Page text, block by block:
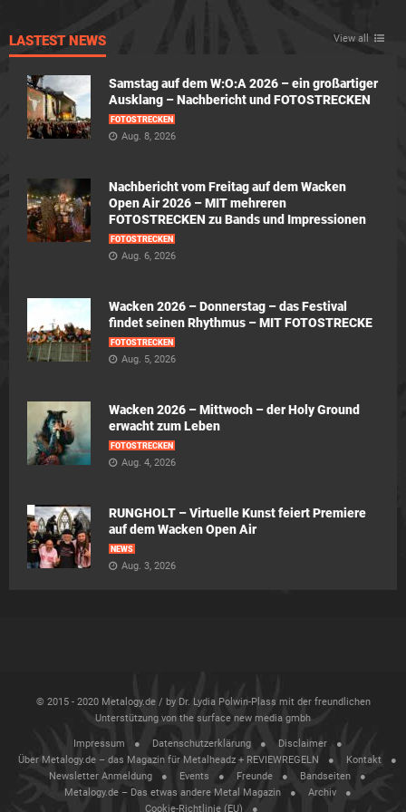
LASTEST NEWS View all
Samstag auf dem W:O:A 2026 – ein großartiger
Ausklang – Nachbericht und FOTOSTRECKEN
FOTOSTRECKEN
Aug. 8, 2026
Nachbericht vom Freitag auf dem Wacken
Open Air 2026 – MIT mehreren
FOTOSTRECKEN zu Bands und Impressionen
FOTOSTRECKEN
Aug. 6, 2026
Wacken 2026 – Donnerstag – das Festival
findet seinen Rhythmus – MIT FOTOSTRECKE
FOTOSTRECKEN
Aug. 5, 2026
Wacken 2026 – Mittwoch – der Holy Ground
erwacht zum Leben
FOTOSTRECKEN
Aug. 4, 2026
RUNGHOLT – Virtuelle Kunst feiert Premiere
auf dem Wacken Open Air
NEWS
Aug. 3, 2026
© 2015 - 2020 Metalogy.de / by Dr. Lydia Polwin-Plass mit der freundlichen
Unterstützung von the surface new media gmbh
Impressum Datenschutzerklärung
Disclaimer
Über Metalogy.de – das Magazin für Metalheadz + REVIEWREGELN
Kontakt
Newsletter Anmeldung
Events Freunde
Bandseiten
Metalogy.de – Das etwas andere Metal Magazin
Archiv
Cookie-Richtlinie (EU)